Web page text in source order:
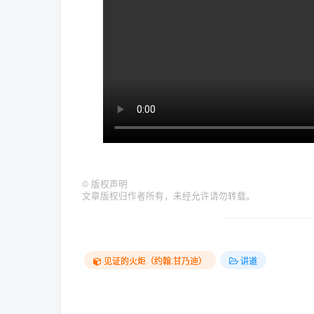
© 版权声明
文章版权归作者所有，未经允许请勿转载。
见证的火炬（约翰.甘乃迪） 讲道